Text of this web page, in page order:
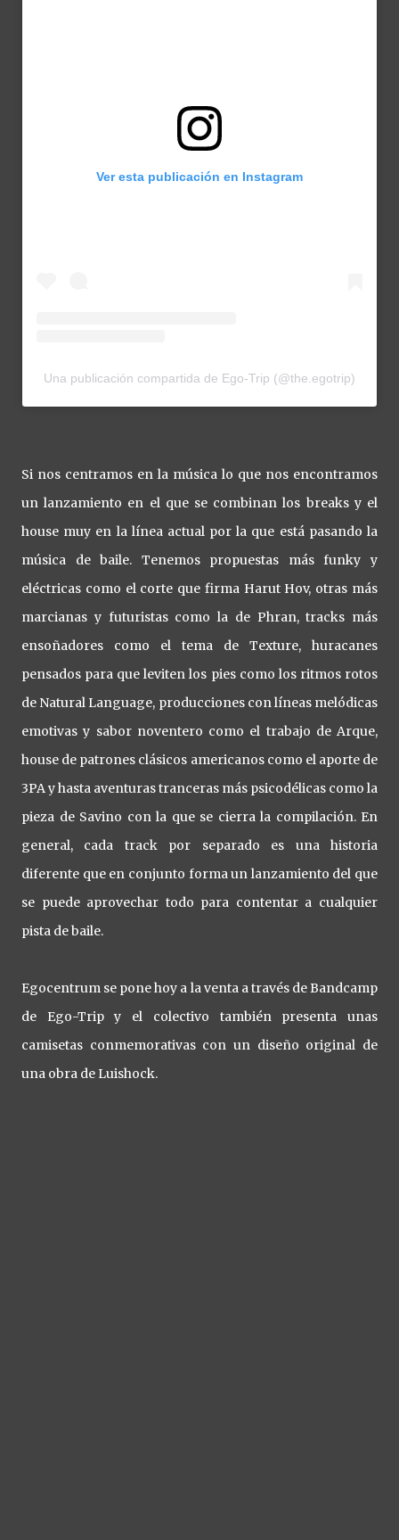
Ver esta publicación en Instagram
Una publicación compartida de Ego-Trip (@the.egotrip)
Si nos centramos en la música lo que nos encontramos
un lanzamiento en el que se combinan los breaks y el
house muy en la línea actual por la que está pasando la
música de baile. Tenemos propuestas más funky y
eléctricas como el corte que firma Harut Hov, otras más
marcianas y futuristas como la de Phran, tracks más
ensoñadores como el tema de Texture, huracanes
pensados para que leviten los pies como los ritmos rotos
de Natural Language, producciones con líneas melódicas
emotivas y sabor noventero como el trabajo de Arque,
house de patrones clásicos americanos como el aporte de
3PA y hasta aventuras tranceras más psicodélicas como la
pieza de Savino con la que se cierra la compilación. En
general, cada track por separado es una historia
diferente que en conjunto forma un lanzamiento del que
se puede aprovechar todo para contentar a cualquier
pista de baile.
Egocentrum se pone hoy a la venta a través de Bandcamp
de Ego-Trip y el colectivo también presenta unas
camisetas conmemorativas con un diseño original de
una obra de Luishock.